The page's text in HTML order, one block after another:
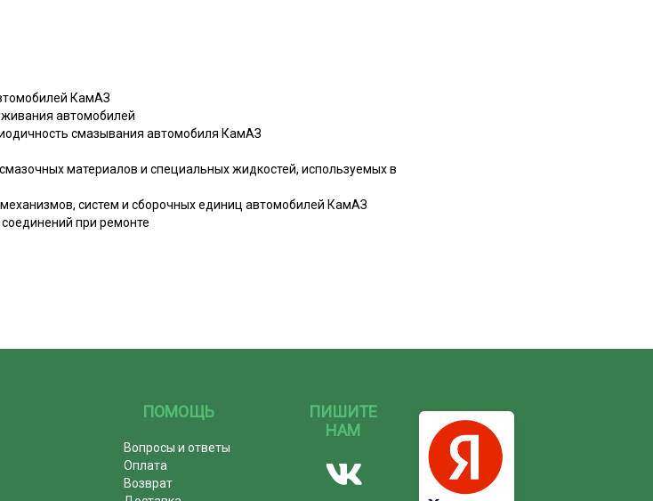
КамАЗ
автомобилей
смазывания автомобиля КамАЗ
материалов и специальных жидкостей, используемых в
систем и сборочных единиц автомобилей КамАЗ
при ремонте
ПОМОЩЬ
Вопросы и ответы
Оплата
Возврат
ПИШИТЕ
НАМ